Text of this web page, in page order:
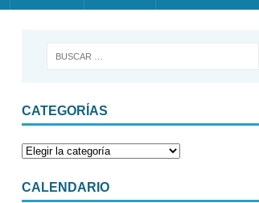
CATEGORÍAS
CALENDARIO